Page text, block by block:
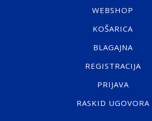
WEBSHOP
KOŠARICA
BLAGAJNA
REGISTRACIJA
PRIJAVA
RASKID UGOVORA